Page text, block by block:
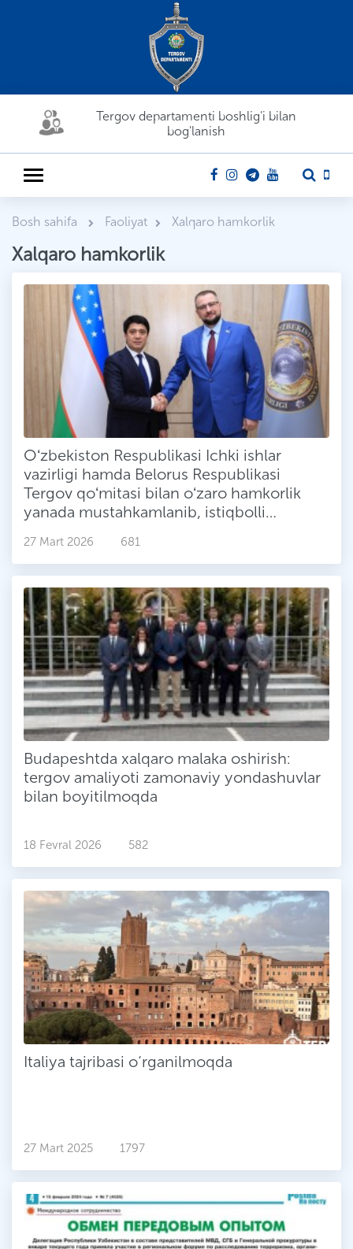
Tergov departamenti boshlig'i bilan
bog'lanish
Bosh sahifa Faoliyat Xalqaro hamkorlik
Xalqaro hamkorlik
Oʻzbekiston Respublikasi Ichki ishlar
vazirligi hamda Belorus Respublikasi
Tergov qoʻmitasi bilan oʻzaro hamkorlik
yanada mustahkamlanib, istiqbolli
27 Mart 2026 681
Budapeshtda xalqaro malaka oshirish:
tergov amaliyoti zamonaviy yondashuvlar
bilan boyitilmoqda
18 Fevral 2026 582
Italiya tajribasi o‘rganilmoqda
27 Mart 2025 1797